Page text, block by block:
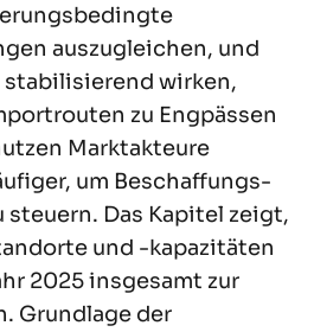
auszugleichen, und
stabilisierend wirken,
zu Engpässen
Marktakteure
um Beschaffungs-
steuern. Das Kapitel zeigt,
und -kapazitäten
2025 insgesamt zur
Grundlage der